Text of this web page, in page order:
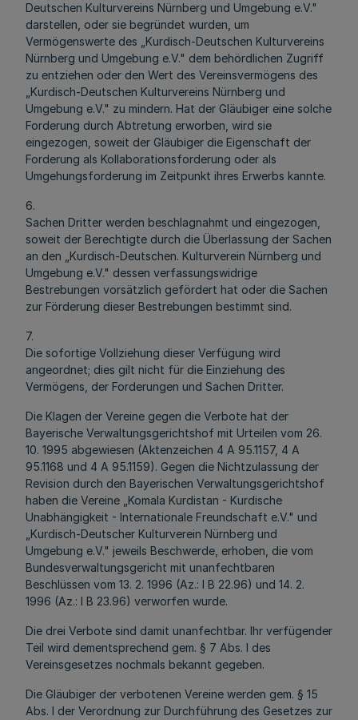
Deutschen Kulturvereins Nürnberg und Umgebung e.V."
darstellen, oder sie begründet wurden, um
Vermögenswerte des „Kurdisch-Deutschen Kulturvereins
Nürnberg und Umgebung e.V." dem behördlichen Zugriff
zu entziehen oder den Wert des Vereinsvermögens des
„Kurdisch-Deutschen Kulturvereins Nürnberg und
Umgebung e.V." zu mindern. Hat der Gläubiger eine solche
Forderung durch Abtretung erworben, wird sie
eingezogen, soweit der Gläubiger die Eigenschaft der
Forderung als Kollaborationsforderung oder als
Umgehungsforderung im Zeitpunkt ihres Erwerbs kannte.
6.
Sachen Dritter werden beschlagnahmt und eingezogen,
soweit der Berechtigte durch die Überlassung der Sachen
an den „Kurdisch-Deutschen. Kulturverein Nürnberg und
Umgebung e.V." dessen verfassungswidrige
Bestrebungen vorsätzlich gefördert hat oder die Sachen
zur Förderung dieser Bestrebungen bestimmt sind.
7.
Die sofortige Vollziehung dieser Verfügung wird
angeordnet; dies gilt nicht für die Einziehung des
Vermögens, der Forderungen und Sachen Dritter.
Die Klagen der Vereine gegen die Verbote hat der
Bayerische Verwaltungsgerichtshof mit Urteilen vom 26.
10. 1995 abgewiesen (Aktenzeichen 4 A 95.1157, 4 A
95.1168 und 4 A 95.1159). Gegen die Nichtzulassung der
Revision durch den Bayerischen Verwaltungsgerichtshof
haben die Vereine „Komala Kurdistan - Kurdische
Unabhängigkeit - Internationale Freundschaft e.V." und
„Kurdisch-Deutscher Kulturverein Nürnberg und
Umgebung e.V." jeweils Beschwerde, erhoben, die vom
Bundesverwaltungsgericht mit unanfechtbaren
Beschlüssen vom 13. 2. 1996 (Az.: l B 22.96) und 14. 2.
1996 (Az.: l B 23.96) verworfen wurde.
Die drei Verbote sind damit unanfechtbar. Ihr verfügender
Teil wird dementsprechend gem. § 7 Abs. l des
Vereinsgesetzes nochmals bekannt gegeben.
Die Gläubiger der verbotenen Vereine werden gem. § 15
Abs. l der Verordnung zur Durchführung des Gesetzes zur